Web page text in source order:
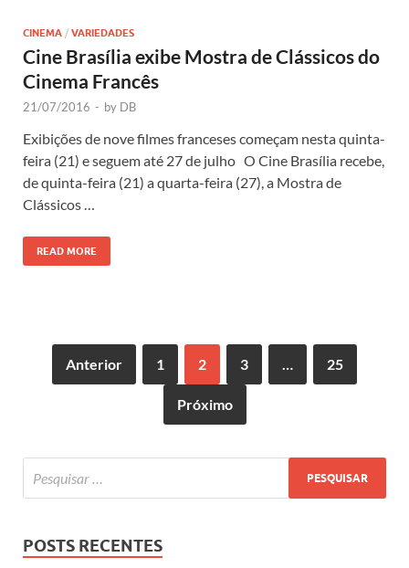
CINEMA / VARIEDADES
Cine Brasília exibe Mostra de Clássicos do
Cinema Francês
21/07/2016 - by DB
Exibições de nove filmes franceses começam nesta quinta-
feira (21) e seguem até 27 de julho O Cine Brasília recebe,
de quinta-feira (21) a quarta-feira (27), a Mostra de
Clássicos …
READ MORE
Anterior 1 2 3 … 25
Próximo
POSTS RECENTES